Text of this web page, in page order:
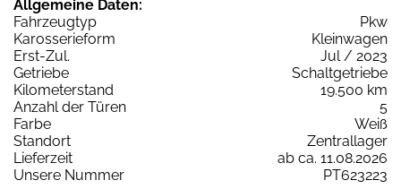
Allgemeine Daten:
Fahrzeugtyp
Pkw
Karosserieform
Kleinwagen
Erst-Zul.
Jul / 2023
Getriebe
Schaltgetriebe
Kilometerstand
19.500 km
Anzahl der Türen
5
Farbe
Weiß
Standort
Zentrallager
Lieferzeit
ab ca. 11.08.2026
Unsere Nummer
PT623223